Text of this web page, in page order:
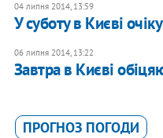
04 липня 2014, 13:59
У суботу в Києві
06 липня 2014, 13:22
Завтра в Києві
ПРОГНОЗ ПОГОДИ